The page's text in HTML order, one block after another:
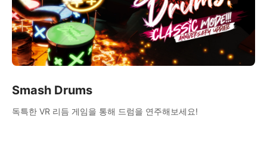
Smash Drums
독특한 VR 리듬 게임을 통해 드럼을 연주해보세요!